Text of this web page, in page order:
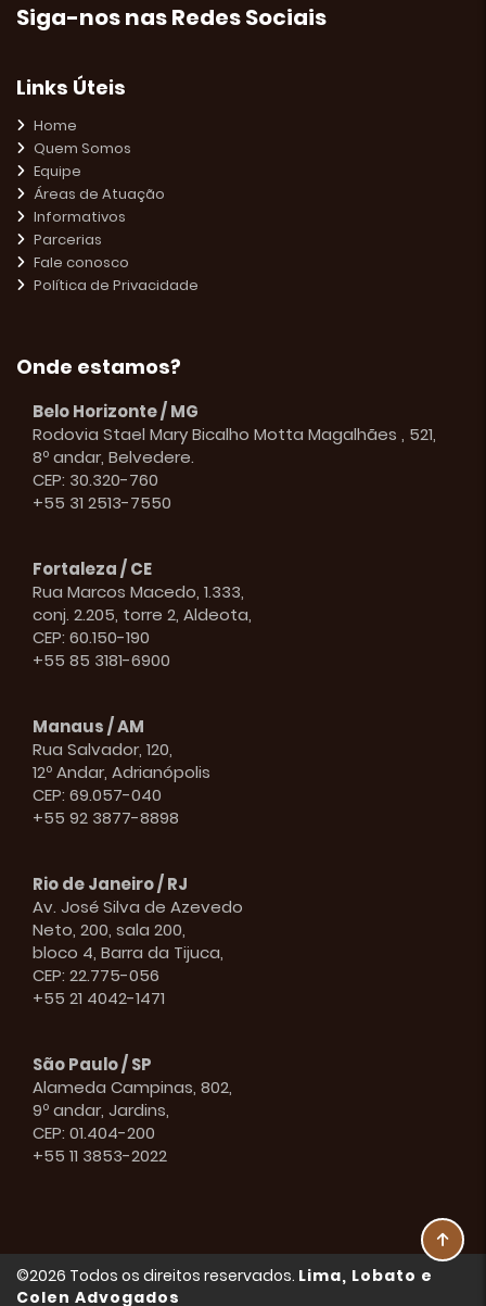
Siga-nos nas Redes Sociais
Links Úteis
Home
Quem Somos
Equipe
Áreas de Atuação
Informativos
Parcerias
Fale conosco
Política de Privacidade
Onde estamos?
Belo Horizonte / MG
Rodovia Stael Mary Bicalho Motta Magalhães , 521,
8º andar, Belvedere.
CEP: 30.320-760
+55 31 2513-7550
Fortaleza / CE
Rua Marcos Macedo, 1.333,
conj. 2.205, torre 2, Aldeota,
CEP: 60.150-190
+55 85 3181-6900
Manaus / AM
Rua Salvador, 120,
12º Andar, Adrianópolis
CEP: 69.057-040
+55 92 3877-8898
Rio de Janeiro / RJ
Av. José Silva de Azevedo
Neto, 200, sala 200,
bloco 4, Barra da Tijuca,
CEP: 22.775-056
+55 21 4042-1471
São Paulo / SP
Alameda Campinas, 802,
9º andar, Jardins,
CEP: 01.404-200
+55 11 3853-2022
©2026 Todos os direitos reservados. Lima, Lobato e
Colen Advogados